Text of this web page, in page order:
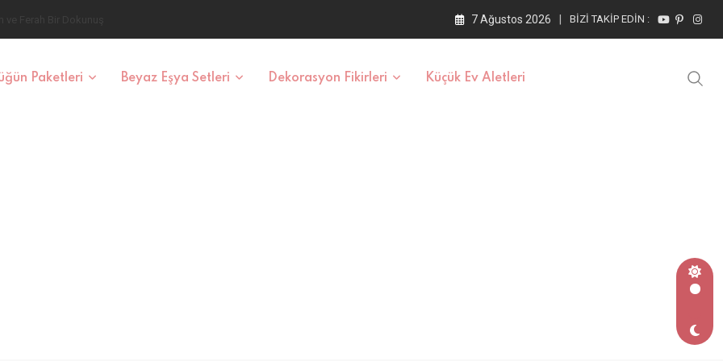
7 Ağustos 2026 BIZI TAKIP EDIN :
Paketleri Beyaz Eşya Setleri Dekorasyon Fikirleri Küçük Ev Aletleri